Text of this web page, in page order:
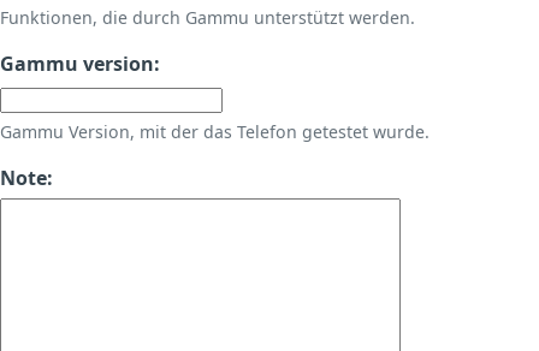
Funktionen, die durch Gammu unterstützt werden.
Gammu version:
Gammu Version, mit der das Telefon getestet wurde.
Note: